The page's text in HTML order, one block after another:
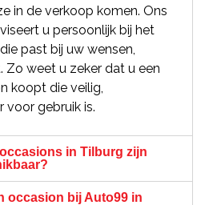
in de verkoop komen. Ons
u persoonlijk bij het
past bij uw wensen,
Zo weet u zeker dat u een
koopt die veilig,
voor gebruik is.
in Tilburg zijn
occasion bij Auto99 in